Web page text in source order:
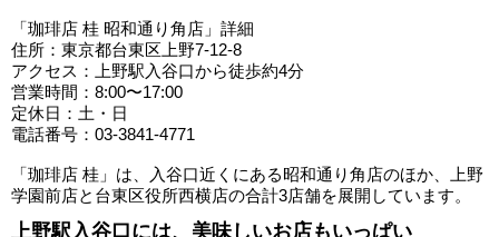
「珈琲店 桂 昭和通り角店」詳細
住所：東京都台東区上野7-12-8
アクセス：上野駅入谷口から徒歩約4分
営業時間：8:00〜17:00
定休日：土・日
電話番号：03-3841-4771
「珈琲店 桂」は、入谷口近くにある昭和通り角店のほか、上野
学園前店と台東区役所西横店の合計3店舗を展開しています。
上野駅入谷口には、美味しいお店もいっぱい